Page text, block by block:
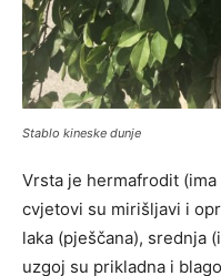
Stablo kineske dunje
Vrsta je hermafrodit
cvjetovi su mirišljavi i
laka (pješčana), srednja
uzgoj su prikladna i